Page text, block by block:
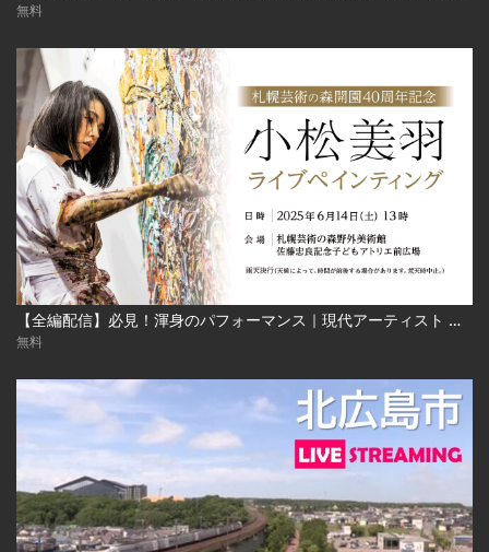
無料
【全編配信】必見！渾身のパフォーマンス｜現代アーティスト 小松美羽 ライブペインティング｜札幌芸術の森開園40周年記念 2025年6月24日（土） Miwa Komatsu | Live Painting‐Sapporo Art Park
無料